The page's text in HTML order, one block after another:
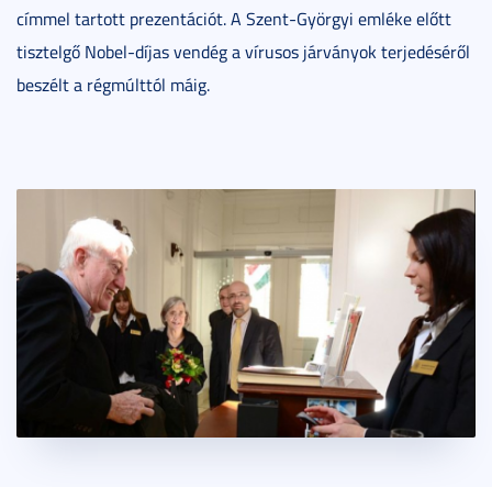
címmel tartott prezentációt. A Szent-Györgyi emléke előtt
tisztelgő Nobel-díjas vendég a vírusos járványok terjedéséről
beszélt a régmúlttól máig.